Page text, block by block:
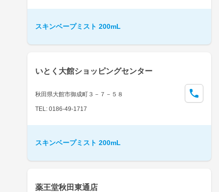
スキンベープミスト 200mL
いとく大館ショッピングセンター
秋田県大館市御成町３－７－５８
TEL: 0186-49-1717
スキンベープミスト 200mL
薬王堂秋田東通店